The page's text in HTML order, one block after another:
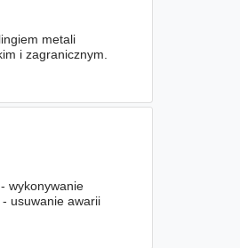
metali
i zagranicznym.
wykonywanie
usuwanie awarii